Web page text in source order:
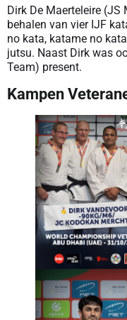
Dirk De Maerteleire
behalen van vier IJF
no kata, katame no
jutsu. Naast Dirk was
Team) present.
Kampen